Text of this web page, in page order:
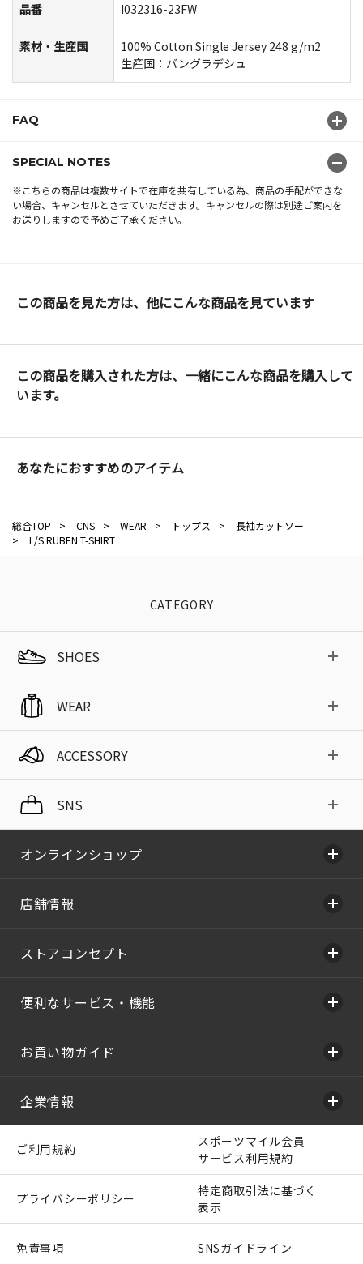
品番 I032316-23FW
素材・生産国
100% Cotton Single Jersey 248 g/m2
生産国：バングラデシュ
FAQ
SPECIAL NOTES
※こちらの商品は複数サイトで在庫を共有している為、商品の手配ができな
い場合、キャンセルとさせていただきます。キャンセルの際は別途ご案内を
お送りしますので予めご了承ください。
この商品を見た方は、他にこんな商品を見ています
この商品を購入された方は、一緒にこんな商品を購入して
います。
あなたにおすすめのアイテム
総合TOP > CNS > WEAR > トップス >
長袖カットソー
>
L/S RUBEN T-SHIRT
CATEGORY
SHOES
WEAR
ACCESSORY
SNS
オンラインショップ
店舗情報
ストアコンセプト
便利なサービス・機能
お買い物ガイド
企業情報
ご利用規約
スポーツマイル会員
サービス利用規約
プライバシーポリシー
特定商取引法に基づく
表示
免責事項 SNSガイドライン